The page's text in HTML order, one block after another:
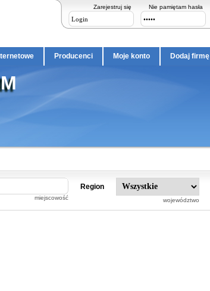
Zarejestruj się Nie pamiętam hasła
Producenci Moje konto Dodaj firmę
miejscowość
Region
województwo